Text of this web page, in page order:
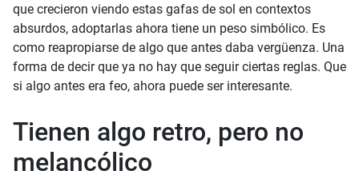
que crecieron viendo estas gafas de sol en contextos
absurdos, adoptarlas ahora tiene un peso simbólico. Es
como reapropiarse de algo que antes daba vergüenza. Una
forma de decir que ya no hay que seguir ciertas reglas. Que
si algo antes era feo, ahora puede ser interesante.
Tienen algo retro, pero no
melancólico